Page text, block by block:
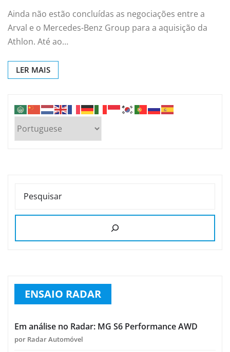
Ainda não estão concluídas as negociações entre a
Arval e o Mercedes-Benz Group para a aquisição da
Athlon. Até ao…
LER MAIS
PESQUISAR
ENSAIO RADAR
Em análise no Radar: MG S6 Performance AWD
por Radar Automóvel